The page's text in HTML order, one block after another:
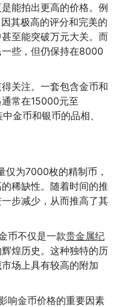
能拍出更高的价格。例
其极高的评分和完美的
至能突破万元大关。而
些，但仍保持在8000
关注。一套包含金币和
常在15000元至
金币和银币的品相、
仅为7000枚的精制币，
稀缺性。随着时间的推
步减少，从而推高了其
币不仅是一款贵金属纪
煌历史。这种独特的历
场上具有较高的附加
响金币价格的重要因素